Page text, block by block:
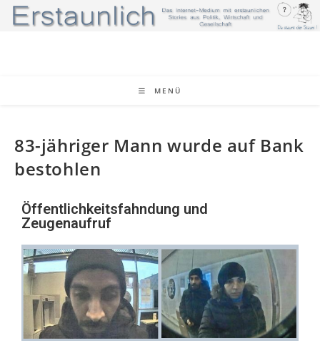
MENÜ
83-jähriger Mann wurde auf Bank
bestohlen
Öffentlichkeitsfahndung und
Zeugenaufruf